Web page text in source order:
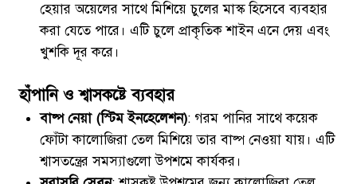
হেয়ার অয়েলের সাথে মিশিয়ে চুলের মাস্ক হিসেবে ব্যবহার
করা যেতে পারে। এটি চুলে প্রাকৃতিক শাইন এনে দেয় এবং
খুশকি দূর করে।
হাঁপানি ও শ্বাসকষ্টে ব্যবহার
বাষ্প নেয়া (স্টিম ইনহেলেশন): গরম পানির সাথে কয়েক
ফোঁটা কালোজিরা তেল মিশিয়ে তার বাষ্প নেওয়া যায়। এটি
শ্বাসতন্ত্রের সমস্যাগুলো উপশমে কার্যকর।